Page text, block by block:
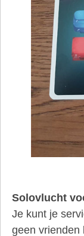
Solovlucht
Je kunt je
geen vrienden